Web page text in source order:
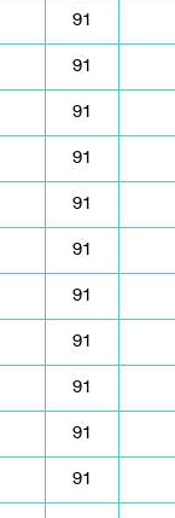
91
91
91
91
91
91
91
91
91
91
91